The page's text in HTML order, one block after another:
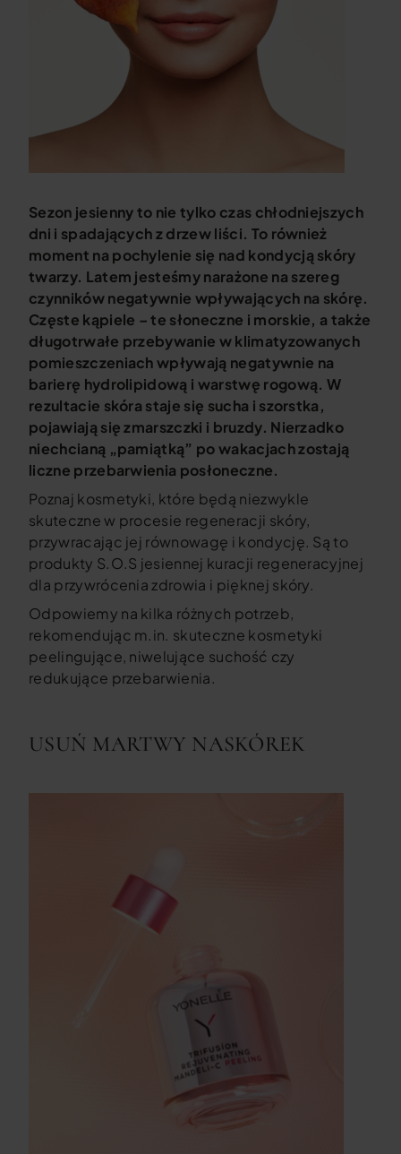
Sezon jesienny to nie tylko czas chłodniejszych
dni i spadających z drzew liści. To również
moment na pochylenie się nad kondycją skóry
twarzy. Latem jesteśmy narażone na szereg
czynników negatywnie wpływających na skórę.
Częste kąpiele – te słoneczne i morskie, a także
długotrwałe przebywanie w klimatyzowanych
pomieszczeniach wpływają negatywnie na
barierę hydrolipidową i warstwę rogową. W
rezultacie skóra staje się sucha i szorstka,
pojawiają się zmarszczki i bruzdy. Nierzadko
niechcianą „pamiątką” po wakacjach zostają
liczne przebarwienia posłoneczne.
Poznaj kosmetyki, które będą niezwykle
skuteczne w procesie regeneracji skóry,
przywracając jej równowagę i kondycję. Są to
produkty S.O.S jesiennej kuracji regeneracyjnej
dla przywrócenia zdrowia i pięknej skóry.
Odpowiemy na kilka różnych potrzeb,
rekomendując m.in. skuteczne kosmetyki
peelingujące, niwelujące suchość czy
redukujące przebarwienia.
USUŃ MARTWY NASKÓREK